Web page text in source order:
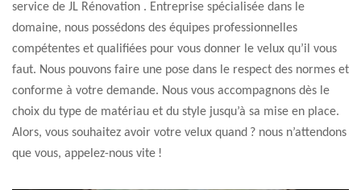
service de JL Rénovation . Entreprise spécialisée dans le
domaine, nous possédons des équipes professionnelles
compétentes et qualifiées pour vous donner le velux qu’il vous
faut. Nous pouvons faire une pose dans le respect des normes et
conforme à votre demande. Nous vous accompagnons dès le
choix du type de matériau et du style jusqu’à sa mise en place.
Alors, vous souhaitez avoir votre velux quand ? nous n’attendons
que vous, appelez-nous vite !